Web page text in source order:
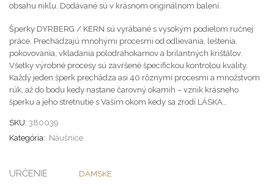
obsahu niklu. Dodávané sú v krásnom originálnom balení.
Šperky DYRBERG / KERN sú vyrábané s vysokým podielom ručnej
práce. Prechádzajú mnohými procesmi od odlievania, leštenia,
pokovovania, vkladania polodrahokamov a brilantných krištáľov.
Všetky výrobné procesy sú zavŕšené špecifickou kontrolou kvality.
Každý jeden šperk prechádza asi 40 rôznymi procesmi a množstvom
rúk, až do bodu kedy nastane čarovný okamih – vznik krásneho
šperku a jeho stretnutie s Vašim okom kedy sa zrodí LÁSKA…
SKU: 380039
Kategória: Náušnice
URČENIE DÁMSKE